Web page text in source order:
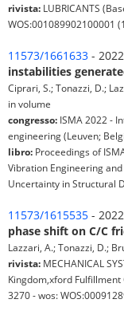
rivista: LUBRICANTS
WOS:001089902100001
11573/1661633 -
instabilities
Ciprari, S.; Tonazzi, D.;
in volume
congresso: ISMA 2022 -
engineering (Leuven;
libro: Proceedings of
Vibration Engineering
Uncertainty in Structural
11573/1615535 -
phase shift on C/C
Lazzari, A.; Tonazzi, D.;
rivista: MECHANICAL
Kingdom,xford Fulfillment
3270 - wos: